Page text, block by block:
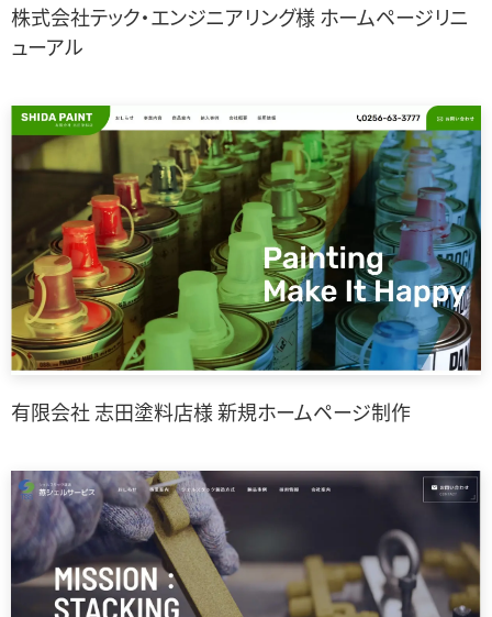
株式会社テック・エンジニアリング様 ホームページリニ
ューアル
有限会社 志田塗料店様 新規ホームページ制作